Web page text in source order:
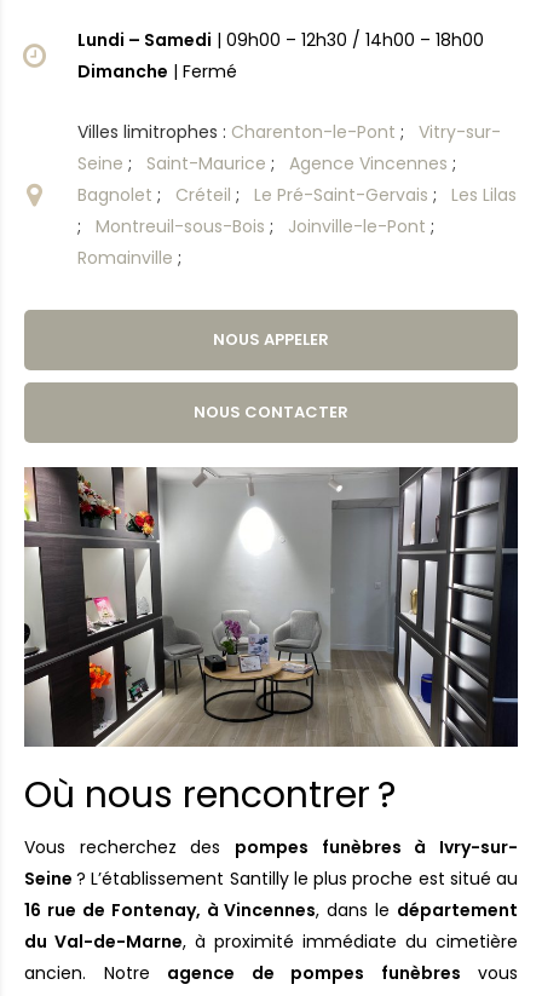
Lundi – Samedi | 09h00 – 12h30 / 14h00 – 18h00
Dimanche | Fermé
Villes limitrophes : Charenton-le-Pont ; Vitry-sur-
Seine ; Saint-Maurice ; Agence Vincennes ;
Bagnolet ; Créteil ; Le Pré-Saint-Gervais ; Les Lilas
; Montreuil-sous-Bois ; Joinville-le-Pont ;
Romainville ;
NOUS APPELER
NOUS CONTACTER
Où nous rencontrer ?
Vous recherchez des pompes funèbres à Ivry-sur-
Seine ? L’établissement Santilly le plus proche est situé au
16 rue de Fontenay, à Vincennes, dans le département
du Val-de-Marne, à proximité immédiate du cimetière
ancien. Notre agence de pompes funèbres vous